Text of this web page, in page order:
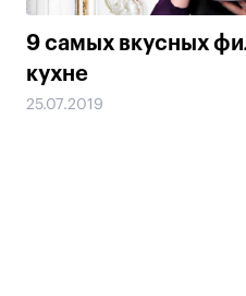
9 самых вкусных
кухне
25.07.2019